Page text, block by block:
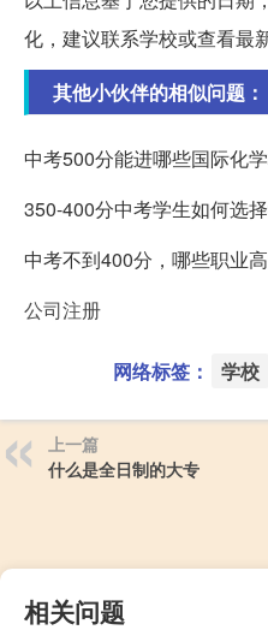
化，建议联系学校或查看最
其他小伙伴的相似问题：
中考500分能进哪些国际化
350-400分中考学生如何选
中考不到400分，哪些职业
公司注册
网络标签： 学校
上一篇
什么是全日制的大专
相关问题